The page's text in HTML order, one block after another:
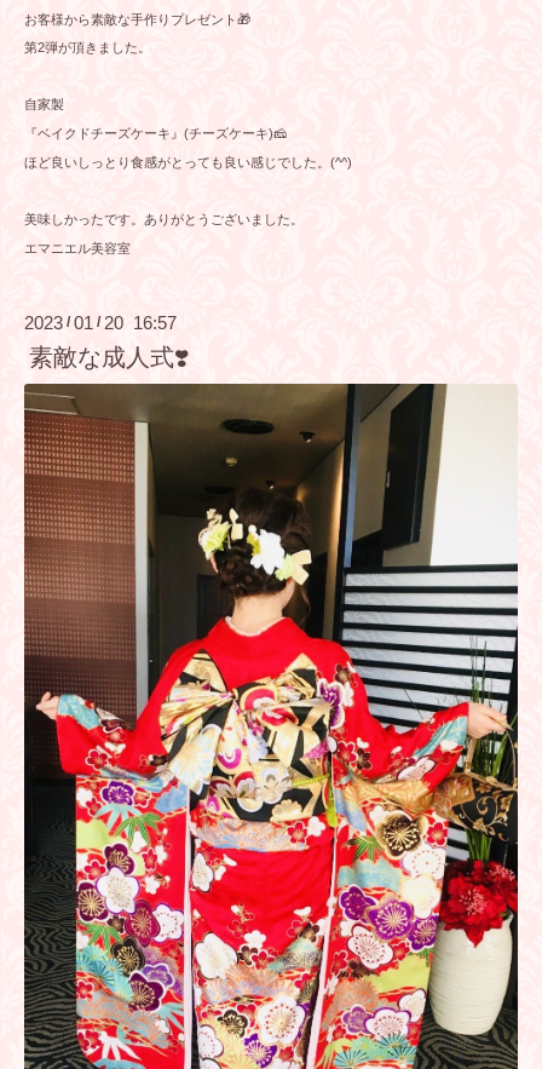
お客様から素敵な手作りプレゼント🎁
第2弾が頂きました。
自家製
『ベイクドチーズケーキ』(チーズケーキ)🧀
ほど良いしっとり食感がとっても良い感じでした。(^^)
美味しかったです。ありがとうございました。
エマニエル美容室
2023 /01 / 20 16:57
素敵な成人式❣️